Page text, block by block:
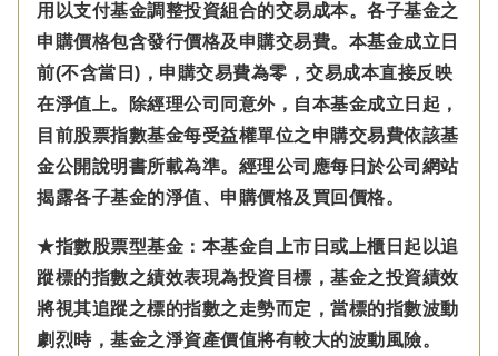
用以支付基金調整投資組合的交易成本。各子基金之
申購價格包含發行價格及申購交易費。本基金成立日
前(不含當日)，申購交易費為零，交易成本直接反映
在淨值上。除經理公司同意外，自本基金成立日起，
目前股票指數基金每受益權單位之申購交易費依該基
金公開說明書所載為準。經理公司應每日於公司網站
揭露各子基金的淨值、申購價格及買回價格。
★指數股票型基金：本基金自上市日或上櫃日起以追
蹤標的指數之績效表現為投資目標，基金之投資績效
將視其追蹤之標的指數之走勢而定，當標的指數波動
劇烈時，基金之淨資產價值將有較大的波動風險。